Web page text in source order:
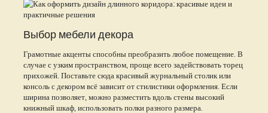
Выбор мебели декора
Грамотные акценты способны преобразить любое помещение. В
случае с узким пространством, проще всего задействовать торец
прихожей. Поставьте сюда красивый журнальный столик или
консоль с декором всё зависит от стилистики оформления. Если
ширина позволяет, можно разместить вдоль стены высокий
книжный шкаф, использовать полки разного размера.